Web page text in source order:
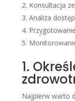
Konsultacja
Analiza
1.
Najpierw warto